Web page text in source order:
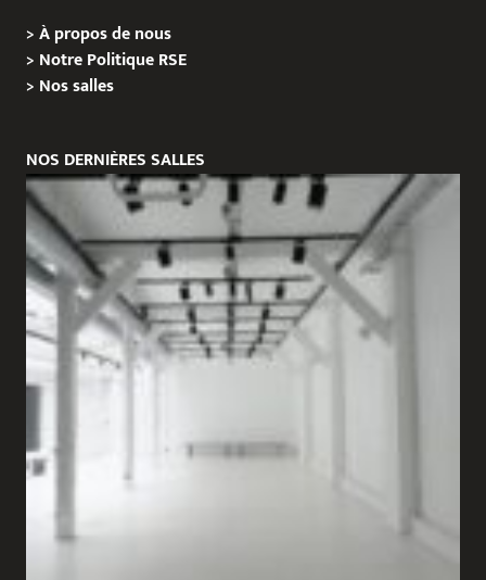
>À propos de nous
> Notre Politique RSE
> Nos salles
NOS DERNIÈRES SALLES